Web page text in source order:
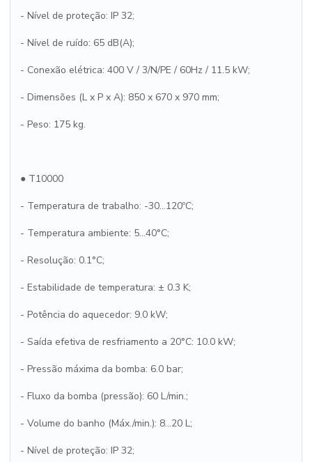
- Nível de proteção: IP 32;
- Nível de ruído: 65 dB(A);
- Conexão elétrica: 400 V / 3/N/PE / 60Hz / 11.5 kW;
- Dimensões (L x P x A): 850 x 670 x 970 mm;
- Peso: 175 kg.
● T10000
- Temperatura de trabalho: -30...120ºC;
- Temperatura ambiente: 5...40°C;
- Resolução: 0.1°C;
- Estabilidade de temperatura: ± 0.3 K;
- Potência do aquecedor: 9.0 kW;
- Saída efetiva de resfriamento a 20°C: 10.0 kW;
- Pressão máxima da bomba: 6.0 bar;
- Fluxo da bomba (pressão): 60 L/min.;
- Volume do banho (Máx./min.): 8...20 L;
- Nível de proteção: IP 32;